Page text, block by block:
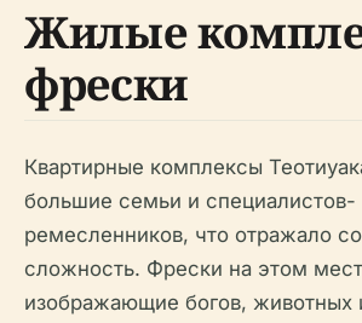
Жилые
фрески
Квартирные комплексы
большие семьи и специалистов-
ремесленников, что отражало
сложность. Фрески на этом
изображающие богов, животных